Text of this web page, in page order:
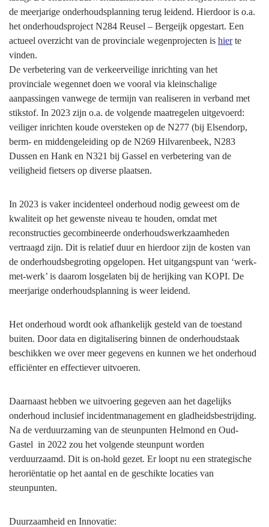
de meerjarige onderhoudsplanning terug leidend. Hierdoor is o.a.
het onderhoudsproject N284 Reusel – Bergeijk opgestart. Een
actueel overzicht van de provinciale wegenprojecten is hierte
vinden.
De verbetering van de verkeerveilige inrichting van het
provinciale wegennet doen we vooral via kleinschalige
aanpassingen vanwege de termijn van realiseren in verband met
stikstof. In 2023 zijn o.a. de volgende maatregelen uitgevoerd:
veiliger inrichten koude oversteken op de N277 (bij Elsendorp,
berm- en middengeleiding op de N269 Hilvarenbeek, N283
Dussen en Hank en N321 bij Gassel en verbetering van de
veiligheid fietsers op diverse plaatsen.
In 2023 is vaker incidenteel onderhoud nodig geweest om de
kwaliteit op het gewenste niveau te houden, omdat met
reconstructies gecombineerde onderhoudswerkzaamheden
vertraagd zijn. Dit is relatief duur en hierdoor zijn de kosten van
de onderhoudsbegroting opgelopen. Het uitgangspunt van ‘werk-
met-werk’ is daarom losgelaten bij de herijking van KOPI. De
meerjarige onderhoudsplanning is weer leidend.
Het onderhoud wordt ook afhankelijk gesteld van de toestand
buiten. Door data en digitalisering binnen de onderhoudstaak
beschikken we over meer gegevens en kunnen we het onderhoud
efficiënter en effectiever uitvoeren.
Daarnaast hebben we uitvoering gegeven aan het dagelijks
onderhoud inclusief incidentmanagement en gladheidsbestrijding.
Na de verduurzaming van de steunpunten Helmond en Oud-
Gastel in 2022 zou het volgende steunpunt worden
verduurzaamd. Dit is on-hold gezet. Er loopt nu een strategische
heroriëntatie op het aantal en de geschikte locaties van
steunpunten.
Duurzaamheid en Innovatie: